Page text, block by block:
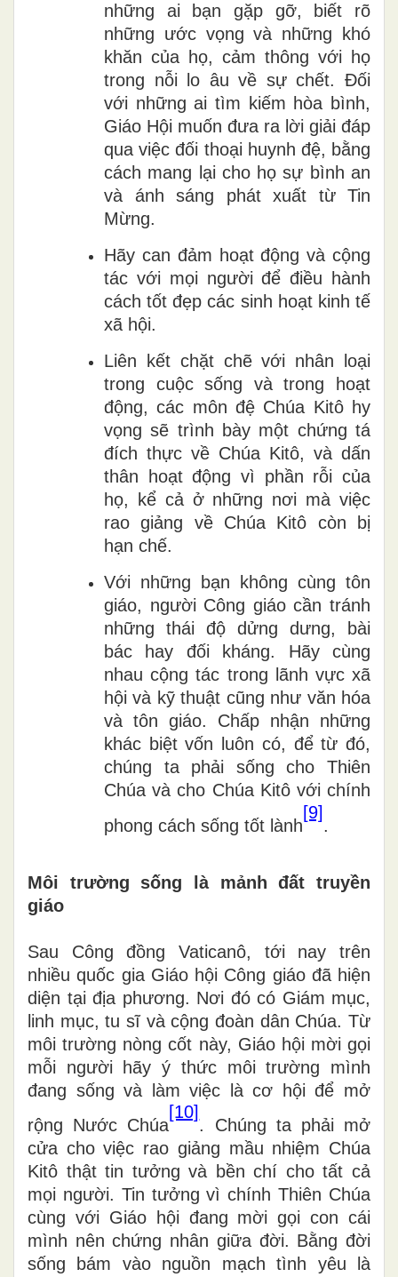
những ai bạn gặp gỡ, biết rõ
những ước vọng và những khó
khăn của họ, cảm thông với họ
trong nỗi lo âu về sự chết. Đối
với những ai tìm kiếm hòa bình,
Giáo Hội muốn đưa ra lời giải đáp
qua việc đối thoại huynh đệ, bằng
cách mang lại cho họ sự bình an
và ánh sáng phát xuất từ Tin
Mừng.
Hãy can đảm hoạt động và cộng
tác với mọi người để điều hành
cách tốt đẹp các sinh hoạt kinh tế
xã hội.
Liên kết chặt chẽ với nhân loại
trong cuộc sống và trong hoạt
động, các môn đệ Chúa Kitô hy
vọng sẽ trình bày một chứng tá
đích thực về Chúa Kitô, và dấn
thân hoạt động vì phần rỗi của
họ, kể cả ở những nơi mà việc
rao giảng về Chúa Kitô còn bị
hạn chế.
Với những bạn không cùng tôn
giáo, người Công giáo cần tránh
những thái độ dửng dưng, bài
bác hay đối kháng. Hãy cùng
nhau cộng tác trong lãnh vực xã
hội và kỹ thuật cũng như văn hóa
và tôn giáo. Chấp nhận những
khác biệt vốn luôn có, để từ đó,
chúng ta phải sống cho Thiên
Chúa và cho Chúa Kitô với chính
phong cách sống tốt lành
[9]
.
Môi trường sống là mảnh đất truyền
giáo
Sau Công đồng Vaticanô, tới nay trên
nhiều quốc gia Giáo hội Công giáo đã hiện
diện tại địa phương. Nơi đó có Giám mục,
linh mục, tu sĩ và cộng đoàn dân Chúa. Từ
môi trường nòng cốt này, Giáo hội mời gọi
mỗi người hãy ý thức môi trường mình
đang sống và làm việc là cơ hội để mở
rộng Nước Chúa
[10]
. Chúng ta phải mở
cửa cho việc rao giảng mầu nhiệm Chúa
Kitô thật tin tưởng và bền chí cho tất cả
mọi người. Tin tưởng vì chính Thiên Chúa
cùng với Giáo hội đang mời gọi con cái
mình nên chứng nhân giữa đời. Bằng đời
sống bám vào nguồn mạch tình yêu là